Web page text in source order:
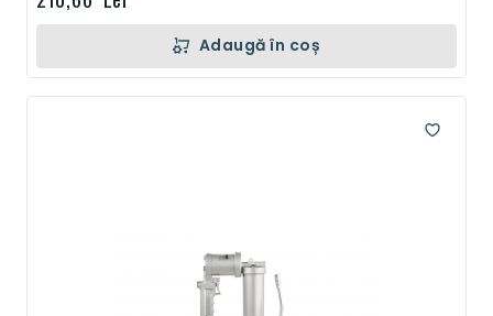
Adaugă în coș